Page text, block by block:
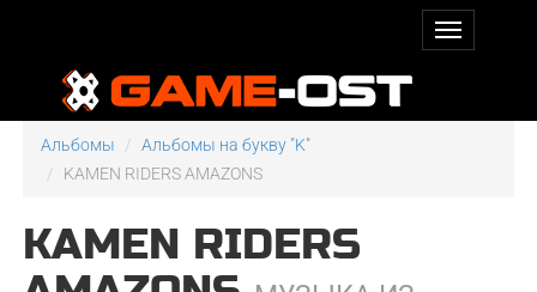
Альбомы
Альбомы на букву "K"
KAMEN RIDERS AMAZONS
KAMEN RIDERS